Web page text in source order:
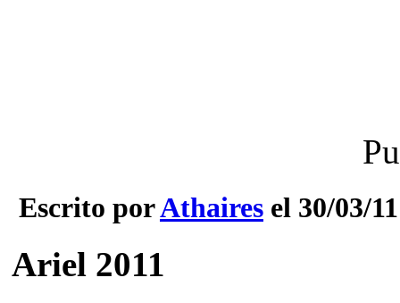
Escrito porAthaires el 30/03/11
Ariel 2011